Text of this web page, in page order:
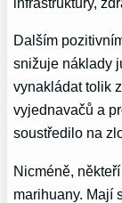
Dalším
snižuje náklady
vynakládat tolik
vyjednavačů a
soustředilo na
Nicméně,
marihuany. Mají